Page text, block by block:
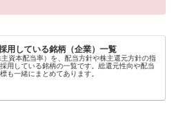
用している銘柄（企業）一覧
資本配当率）を、配当方針や株主還元方針の指
用している銘柄の一覧です。総還元性向や配当
も一緒にまとめてあります。